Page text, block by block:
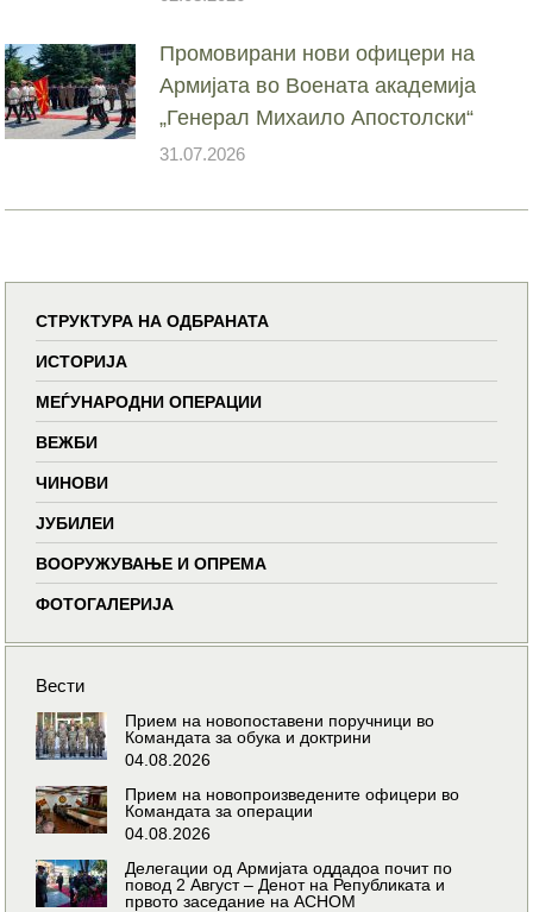
Промовирани нови офицери на
Армијата во Воената академија
„Генерал Михаило Апостолски“
31.07.2026
СТРУКТУРА НА ОДБРАНАТА
ИСТОРИЈА
МЕЃУНАРОДНИ ОПЕРАЦИИ
ВЕЖБИ
ЧИНОВИ
ЈУБИЛЕИ
ВООРУЖУВАЊЕ И ОПРЕМА
ФОТОГАЛЕРИЈА
Вести
Прием на новопоставени поручници во
Командата за обука и доктрини
04.08.2026
Прием на новопроизведените офицери во
Командата за операции
04.08.2026
Делегации од Армијата оддадоа почит по
повод 2 Август – Денот на Републиката и
првото заседание на АСНОМ